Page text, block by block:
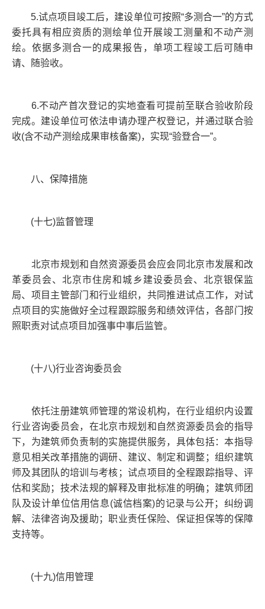
5.试点项目竣工后，建设单位可按照“多测合一”的方式
委托具有相应资质的测绘单位开展竣工测量和不动产测
绘。依据多测合一的成果报告，单项工程竣工后可随申
请、随验收。
6.不动产首次登记的实地查看可提前至联合验收阶段
完成。建设单位可依法申请办理产权登记，并通过联合验
收(含不动产测绘成果审核备案)，实现“验登合一”。
八、保障措施
(十七)监督管理
北京市规划和自然资源委员会应会同北京市发展和改
革委员会、北京市住房和城乡建设委员会、北京银保监
局、项目主管部门和行业组织，共同推进试点工作，对试
点项目的实施做好全过程跟踪服务和绩效评估，各部门按
照职责对试点项目加强事中事后监管。
(十八)行业咨询委员会
依托注册建筑师管理的常设机构，在行业组织内设置
行业咨询委员会，在北京市规划和自然资源委员会的指导
下，为建筑师负责制的实施提供服务，具体包括：本指导
意见相关改革措施的调研、建议、制定和调整；组织建筑
师及其团队的培训与考核；试点项目的全程跟踪指导、评
估和奖励；技术法规的解释及审批标准的明确；建筑师团
队及设计单位信用信息(诚信档案)的记录与公开；纠纷调
解、法律咨询及援助；职业责任保险、保证担保等的保障
支持等。
(十九)信用管理